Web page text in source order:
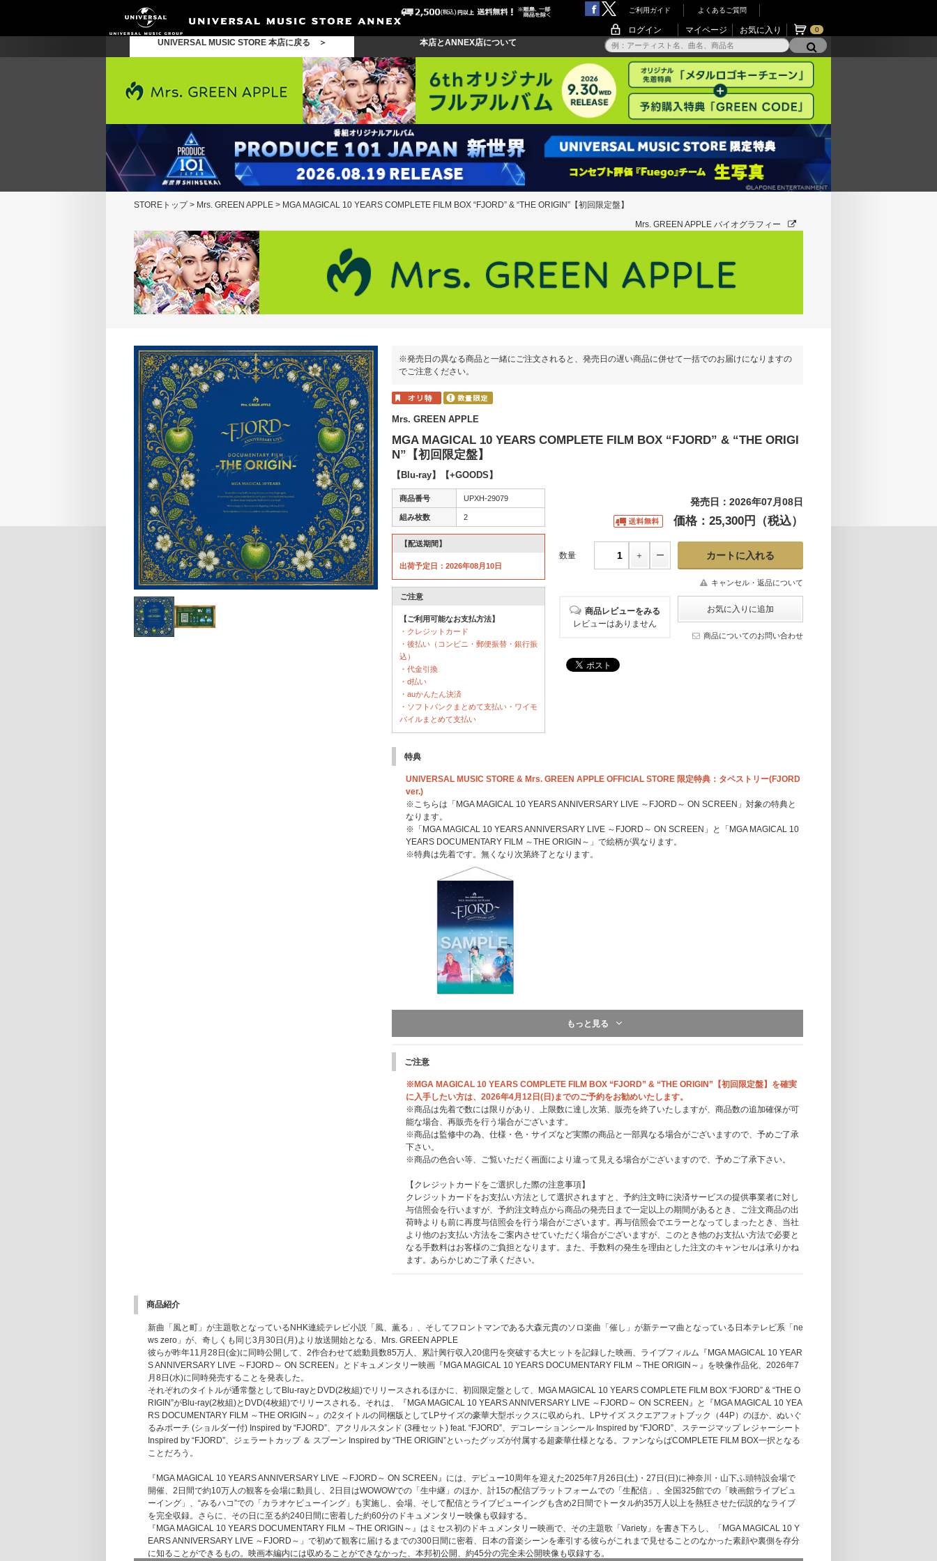
ご利用ガイド よくあるご質問
ログイン マイページ お気に入り 0
UNIVERSAL MUSIC STORE 本店に戻る ＞ 本店とANNEX店について
STOREトップ> Mrs. GREEN APPLE > MGA MAGICAL 10 YEARS COMPLETE FILM BOX “FJORD” & “THE ORIGIN”【初回限定盤】
Mrs. GREEN APPLE バイオグラフィー
※発売日の異なる商品と一緒にご注文されると、発売日の遅い商品に併せて一括でのお届けになりますの
でご注意ください。
Mrs. GREEN APPLE
MGA MAGICAL 10 YEARS COMPLETE FILM BOX “FJORD” & “THE ORIGI
N”【初回限定盤】
【Blu-ray】【+GOODS】
商品番号 UPXH-29079
組み枚数 2
【配送期間】
出荷予定日：2026年08月10日
ご注意
【ご利用可能なお支払方法】
・クレジットカード
・後払い（コンビニ・郵便振替・銀行振
込）
・代金引換
・d払い
・auかんたん決済
・ソフトバンクまとめて支払い・ワイモ
バイルまとめて支払い
発売日：2026年07月08日
価格：25,300円（税込）
数量
キャンセル・返品について
商品レビューをみる
レビューはありません
商品についてのお問い合わせ
特典
UNIVERSAL MUSIC STORE & Mrs. GREEN APPLE OFFICIAL STORE 限定特典：タペストリー(FJORD
ver.)
※こちらは「MGA MAGICAL 10 YEARS ANNIVERSARY LIVE ～FJORD～ ON SCREEN」対象の特典と
なります。
※「MGA MAGICAL 10 YEARS ANNIVERSARY LIVE ～FJORD～ ON SCREEN」と「MGA MAGICAL 10
YEARS DOCUMENTARY FILM ～THE ORIGIN～」で絵柄が異なります。
※特典は先着です。無くなり次第終了となります。
UNIVERSAL MUSIC STORE & Mrs. GREEN APPLE OFFICIAL STORE 限定特典：タペストリー(THE OR
す。
YEARS DOCUMENTARY FILM ～THE ORIGIN～」で絵柄が異なります。
※特典は先着です。無くなり次第終了となります。
もっと見る
ご注意
※MGA MAGICAL 10 YEARS COMPLETE FILM BOX “FJORD” & “THE ORIGIN”【初回限定盤】を確実
に入手したい方は、2026年4月12日(日)までのご予約をお勧めいたします。
※商品は先着で数には限りがあり、上限数に達し次第、販売を終了いたしますが、商品数の追加確保が可
能な場合、再販売を行う場合がございます。
※商品は監修中の為、仕様・色・サイズなど実際の商品と一部異なる場合がございますので、予めご了承
下さい。
※商品の色合い等、ご覧いただく画面により違って見える場合がございますので、予めご了承下さい。
【クレジットカードをご選択した際の注意事項】
クレジットカードをお支払い方法として選択されますと、予約注文時に決済サービスの提供事業者に対し
与信照会を行いますが、予約注文時点から商品の発売日まで一定以上の期間があるとき、ご注文商品の出
荷時よりも前に再度与信照会を行う場合がございます。再与信照会でエラーとなってしまったとき、当社
より他のお支払い方法をご案内させていただく場合がございますが、このとき他のお支払い方法で必要と
なる手数料はお客様のご負担となります。また、手数料の発生を理由とした注文のキャンセルは承りかね
ます。あらかじめご了承ください。
商品紹介
新曲「風と町」が主題歌となっているNHK連続テレビ小説「風、薫る」、そしてフロントマンである大森元貴のソロ楽曲「催し」が新テーマ曲となっている日本テレビ系「ne
ws zero」が、奇しくも同じ3月30日(月)より放送開始となる、Mrs. GREEN APPLE
彼らが昨年11月28日(金)に同時公開して、2作合わせて総動員数85万人、累計興行収入20億円を突破する大ヒットを記録した映画、ライブフィルム『MGA MAGICAL 10 YEAR
S ANNIVERSARY LIVE ～FJORD～ ON SCREEN』とドキュメンタリー映画『MGA MAGICAL 10 YEARS DOCUMENTARY FILM ～THE ORIGIN～』を映像作品化、2026年7
月8日(水)に同時発売することを発表した。
それぞれのタイトルが通常盤としてBlu-rayとDVD(2枚組)でリリースされるほかに、初回限定盤として、MGA MAGICAL 10 YEARS COMPLETE FILM BOX “FJORD” & “THE O
RIGIN”がBlu-ray(2枚組)とDVD(4枚組)でリリースされる。それは、『MGA MAGICAL 10 YEARS ANNIVERSARY LIVE ～FJORD～ ON SCREEN』と『MGA MAGICAL 10 YEA
RS DOCUMENTARY FILM ～THE ORIGIN～』の2タイトルの同梱版としてLPサイズの豪華大型ボックスに収められ、LPサイズ スクエアフォトブック（44P）のほか、ぬいぐ
るみポーチ (ショルダー付) Inspired by “FJORD”、アクリルスタンド (3種セット) feat. “FJORD”、デコレーションシール Inspired by “FJORD”、ステージマップ レジャーシート
Inspired by “FJORD”、ジェラートカップ ＆ スプーン Inspired by “THE ORIGIN”といったグッズが付属する超豪華仕様となる。ファンならばCOMPLETE FILM BOX一択となる
ことだろう。
『MGA MAGICAL 10 YEARS ANNIVERSARY LIVE ～FJORD～ ON SCREEN』には、デビュー10周年を迎えた2025年7月26日(土)・27日(日)に神奈川・山下ふ頭特設会場で
開催、2日間で約10万人の観客を会場に動員し、2日目はWOWOWでの「生中継」のほか、計15の配信プラットフォームでの「生配信」、全国325館での「映画館ライブビュ
ーイング」、“みるハコ”での「カラオケビューイング」も実施し、会場、そして配信とライブビューイングも含め2日間でトータル約35万人以上を熱狂させた伝説的なライブ
を完全収録。さらに、その日に至る約240日間に密着した約60分のドキュメンタリー映像も収録する。
『MGA MAGICAL 10 YEARS DOCUMENTARY FILM ～THE ORIGIN～』はミセス初のドキュメンタリー映画で、その主題歌「Variety」を書き下ろし、「MGA MAGICAL 10 Y
EARS ANNIVERSARY LIVE ～FJORD～」で初めて観客に届けるまでの300日間に密着、日本の音楽シーンを牽引する彼らがこれまで見せることのなかった素顔や裏側を存分
に知ることができるもの。映画本編内には収めることができなかった、本邦初公開、約45分の完全未公開映像も収録する。